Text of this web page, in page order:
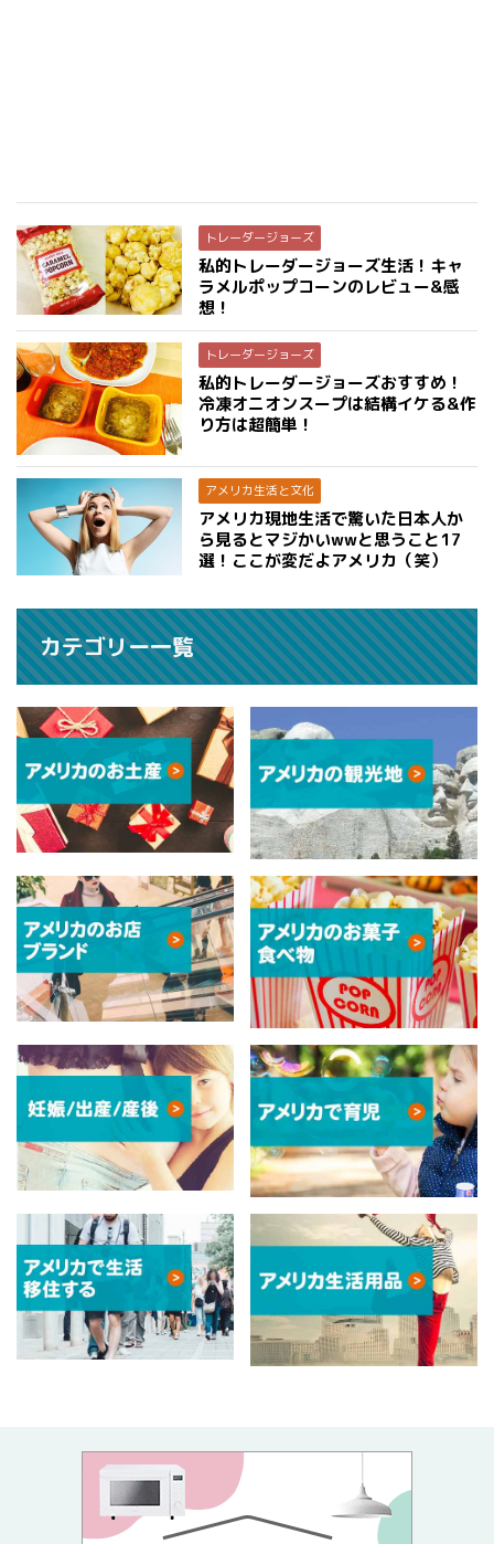
トレーダージョーズ
私的トレーダージョーズ生活！キャ
ラメルポップコーンのレビュー&感
想！
トレーダージョーズ
私的トレーダージョーズおすすめ！
冷凍オニオンスープは結構イケる&作
り方は超簡単！
アメリカ生活と文化
アメリカ現地生活で驚いた日本人か
ら見るとマジかいwwと思うこと17
選！ここが変だよアメリカ（笑）
カテゴリー一覧